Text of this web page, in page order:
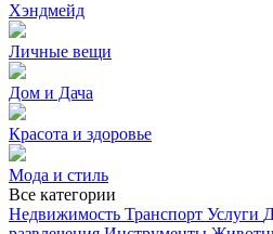
Хэндмейд
Личные вещи
Дом и Дача
Красота и здоровье
Мода и стиль
Все категории
Недвижимость Транспорт Услуги